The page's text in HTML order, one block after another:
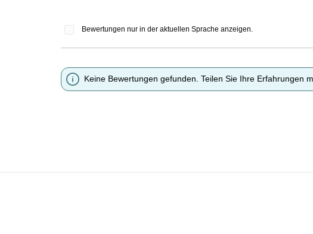
Bewertungen nur in der aktuellen Sprache anzeigen.
Keine Bewertungen gefunden. Teilen Sie Ihre Erfahrungen